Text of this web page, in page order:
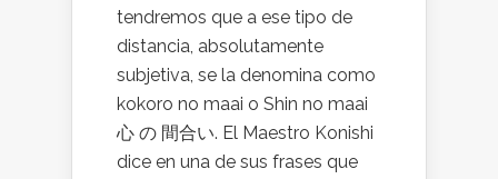
tendremos que a ese tipo de
distancia, absolutamente
subjetiva, se la denomina como
kokoro no maai o Shin no maai
心 の 間合い. El Maestro Konishi
dice en una de sus frases que